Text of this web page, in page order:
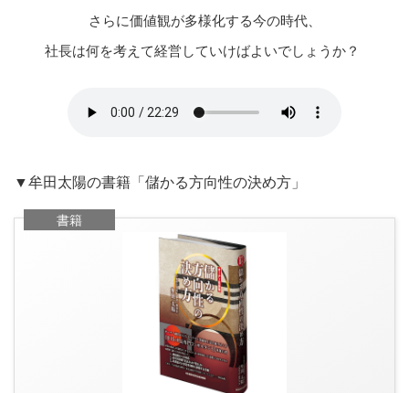
さらに価値観が多様化する今の時代、
社長は何を考えて経営していけばよいでしょうか？
▼牟田太陽の書籍「儲かる方向性の決め方」
書籍